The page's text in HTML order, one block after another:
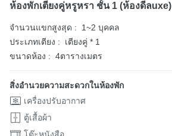
ห้องพักเตียงคู่หรูหรา ชั้น 1 (ห้องดีลuxe)
จำนวนแขกสูงสุด :
1~2 บุคคล
ประเภทเตียง :
เตียงคู่ * 1
ขนาดห้อง : 4ตารางเมตร
สิ่งอำนวยความสะดวกในห้องพัก
เครื่องปรับอากาศ
ตู้เสื้อผ้า